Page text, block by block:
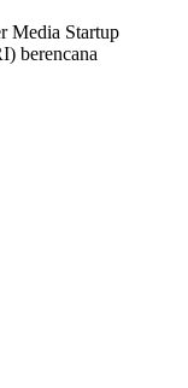
Media Startup
berencana